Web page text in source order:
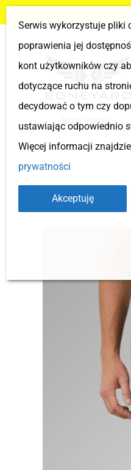
MOJE KONTO
Serwis wykorzystuje pliki
poprawienia jej
kont użytkowników czy
dotyczące ruchu na
decydować o tym czy
ustawiając odpowiednio
Więcej informacji
prywatności
Akceptuję